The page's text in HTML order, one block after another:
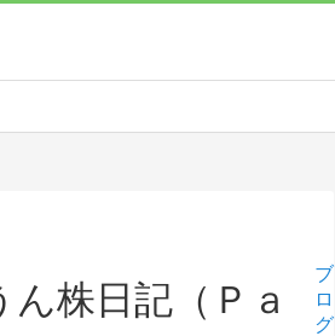
株日記（Ｐａ
ブ
ロ
グ